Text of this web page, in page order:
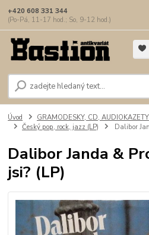
+420 608 331 344
(Po-Pá, 11-17 hod.; So, 9-12 hod.)
Úvod GRAMODESKY, CD, AUDIOKAZETY
Český pop, rock, jazz (LP)
Dalibor
Dalibor Janda &
jsi? (LP)